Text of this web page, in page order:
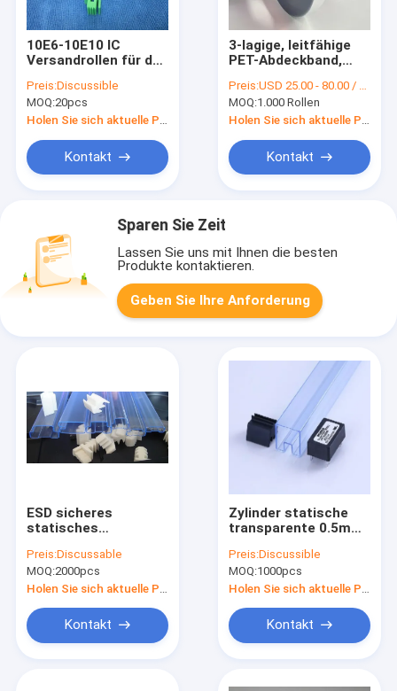
10E6-10E10 IC
Versandrollen für das
elektronischen
Bauelementen
Preis:Discussible
MOQ:20pcs
Kontakt
3-lagige, leitfähige
PET-Abdeckband,
85-90%!,(FEHLT) für
Carrierband-
Versiegelung
Preis:USD 25.00 - 80.00 / Roll (depending on width & quantity)
MOQ:1.000 Rollen
Kontakt
Sparen Sie Zeit
Lassen Sie uns mit Ihnen die besten
Produkte kontaktieren.
Geben Sie Ihre Anforderung
ESD sicheres
statisches
PVCs für
elektronische
Bauelemente
Preis:Discussable
MOQ:2000pcs
Kontakt
Zylinder statische
transparente 0.5mm-
quadratischen PC
ESD-Rohr-
Preis:Discussible
MOQ:1000pcs
Kontakt